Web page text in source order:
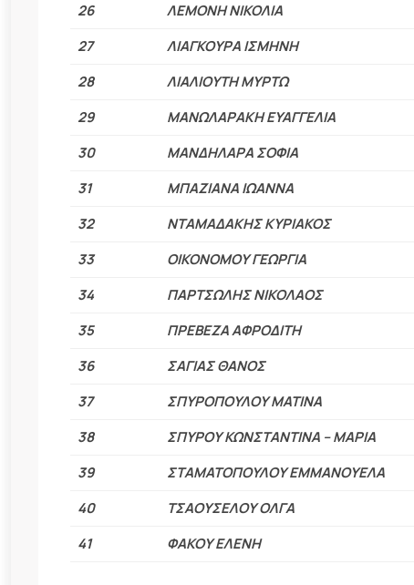
26
ΛΕΜΟΝΗ ΝΙΚΟΛΙΑ
27
ΛΙΑΓΚΟΥΡΑ ΙΣΜΗΝΗ
28
ΛΙΑΛΙΟΥΤΗ ΜΥΡΤΩ
29
ΜΑΝΩΛΑΡΑΚΗ ΕΥΑΓΓΕΛΙΑ
30
ΜΑΝΔΗΛΑΡΑ ΣΟΦΙΑ
31
ΜΠΑΖΙΑΝΑ ΙΩΑΝΝΑ
32
ΝΤΑΜΑΔΑΚΗΣ ΚΥΡΙΑΚΟΣ
33
ΟΙΚΟΝΟΜΟΥ ΓΕΩΡΓΙΑ
34
ΠΑΡΤΣΩΛΗΣ ΝΙΚΟΛΑΟΣ
35
ΠΡΕΒΕΖΑ ΑΦΡΟΔΙΤΗ
36
ΣΑΓΙΑΣ ΘΑΝΟΣ
37
ΣΠΥΡΟΠΟΥΛΟΥ ΜΑΤΙΝΑ
38
ΣΠΥΡΟΥ ΚΩΝΣΤΑΝΤΙΝΑ – ΜΑΡΙΑ
39
ΣΤΑΜΑΤΟΠΟΥΛΟΥ ΕΜΜΑΝΟΥΕΛΑ
40
ΤΣΑΟΥΣΕΛΟΥ ΟΛΓΑ
41
ΦΑΚΟΥ ΕΛΕΝΗ